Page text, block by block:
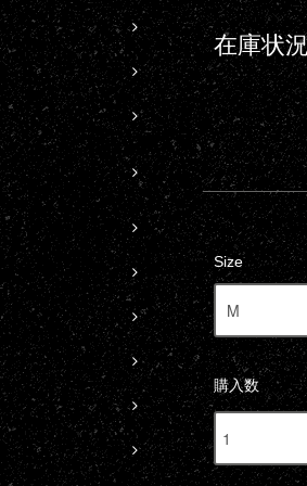
在庫状
Size
購入数